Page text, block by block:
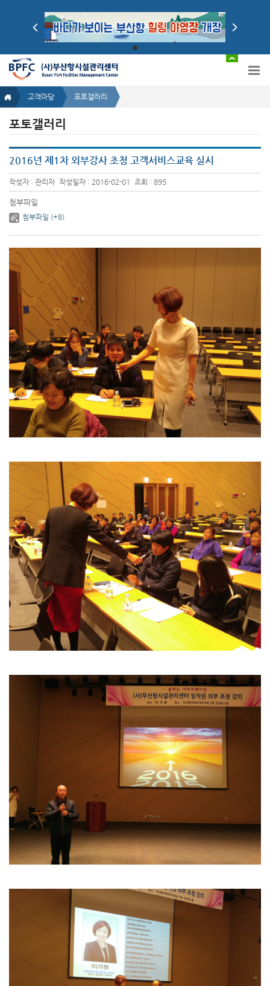
고객마당 포토갤러리
포토갤러리
2016년 제1차 외부강사 초청 고객서비스교육 실시
작성자 : 관리자 작성일자 : 2016-02-01 조회 : 895
첨부파일
첨부파일 (+8)